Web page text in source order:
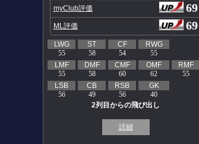
myClub評価 69
ML評価 69
LWG
55
ST
58
CF
54
RWG
55
LMF
55
DMF
58
CMF
60
OMF
62
RMF
55
LSB
56
CB
49
RSB
56
GK
40
2列目からの飛び出し
詳細